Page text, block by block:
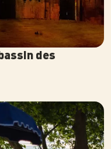
des